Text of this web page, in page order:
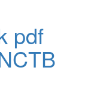
pdf